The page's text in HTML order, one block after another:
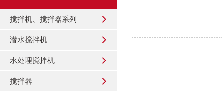
搅拌机、搅拌器系列
潜水搅拌机
水处理搅拌机
搅拌器